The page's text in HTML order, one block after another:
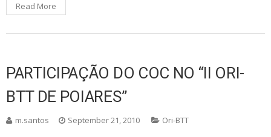
Read More
PARTICIPAÇÃO DO COC NO “II ORI-
BTT DE POIARES”
m.santos September 21, 2010 Ori-BTT